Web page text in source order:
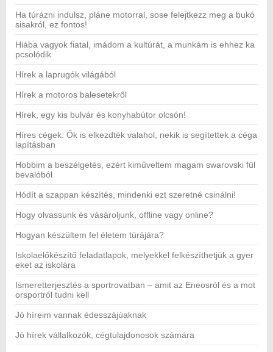
Ha túrázni indulsz, pláne motorral, sose felejtkezz meg a bukó
sisakról, ez fontos!
Hiába vagyok fiatal, imádom a kultúrát, a munkám is ehhez ka
pcsolódik
Hírek a laprugók világából
Hírek a motoros balesetekről
Hírek, egy kis bulvár és konyhabútor olcsón!
Híres cégek: Ők is elkezdték valahol, nekik is segítettek a céga
lapításban
Hobbim a beszélgetés, ezért kiműveltem magam swarovski fül
bevalóból
Hódít a szappan készítés, mindenki ezt szeretné csinálni!
Hogy olvassunk és vásároljunk, offline vagy online?
Hogyan készültem fel életem túrájára?
Iskolaelőkészítő feladatlapok, melyekkel felkészíthetjük a gyer
eket az iskolára
Ismeretterjesztés a sportrovatban – amit az Eneosról és a mot
orsportról tudni kell
Jó híreim vannak édesszájúaknak
Jó hírek vállalkozók, cégtulajdonosok számára